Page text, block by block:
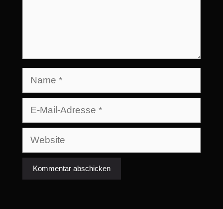
Adresse
Website